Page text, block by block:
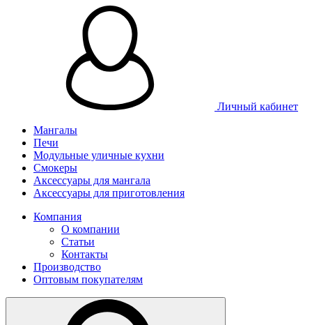
Личный кабинет
Мангалы
Печи
Модульные уличные кухни
Смокеры
Аксессуары для мангала
Аксессуары для приготовления
Компания
О компании
Статьи
Контакты
Производство
Оптовым покупателям